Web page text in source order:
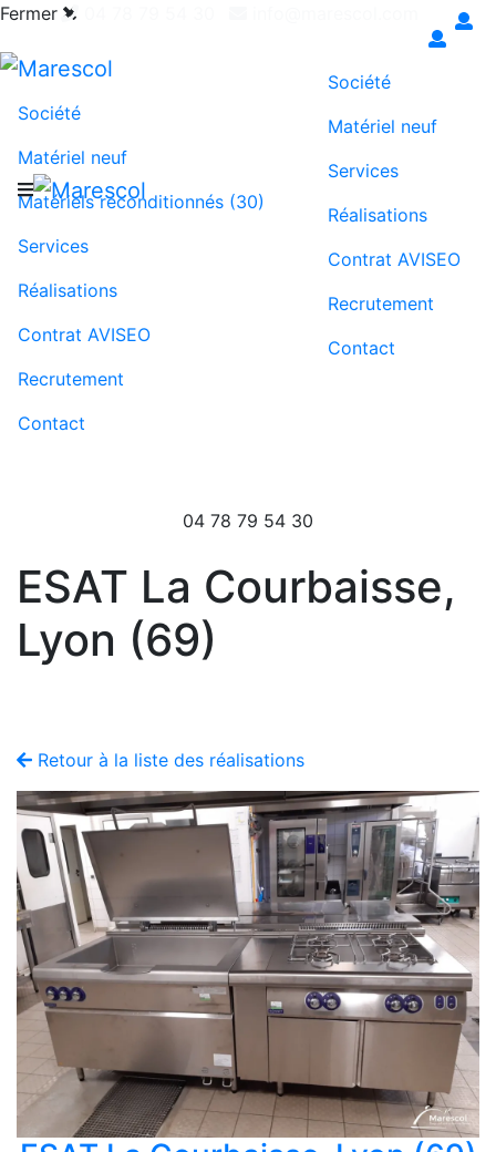
Exigez le contrat AVISEO pour une maintenance
Société
Matériel neuf
Services
Réalisations
Contrat AVISEO
Recrutement
Contact
Fermer
Société
Matériel neuf
Matériels reconditionnés (30)
Services
Réalisations
Contrat AVISEO
Recrutement
Contact
04 78 79 54 30
ESAT La Courbaisse,
Lyon (69)
Retour à la liste des réalisations